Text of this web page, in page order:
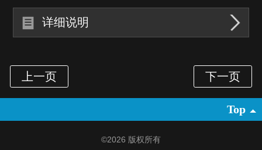
详细说明
Top
©2026 版权所有